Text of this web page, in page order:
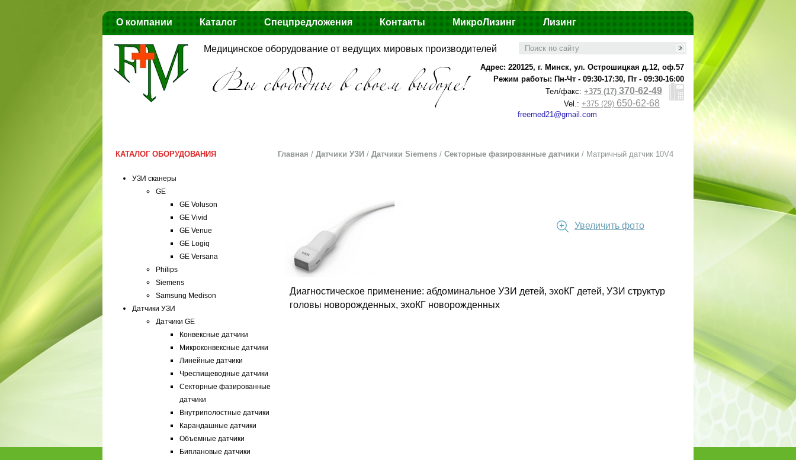
О компании Каталог Спецпредложения Контакты МикроЛизинг Лизинг
Медицинское оборудование от ведущих мировых производителей
Адрес: 220125, г. Минск, ул. Острошицкая д.12, оф.57
Режим работы: Пн-Чт - 09:30-17:30, Пт - 09:30-16:00
Тел/факс: +375 (17) 370-62-49
Vel.: +375 (29) 650-62-68
freemed21@gmail.com
КАТАЛОГ ОБОРУДОВАНИЯ
УЗИ сканеры
GE
GE Voluson
GE Vivid
GE Venue
GE Logiq
GE Versana
Philips
Siemens
Samsung Medison
Датчики УЗИ
Датчики GE
Конвексные датчики
Микроконвексные датчики
Линейные датчики
Чреспищеводные датчики
Секторные фазированные
датчики
Внутриполостные датчики
Карандашные датчики
Объемные датчики
Биплановые датчики
Главная / Датчики УЗИ / Датчики Siemens / Секторные фазированные датчики / Матричный датчик 10V4
Увеличить фото
Диагностическое применение: абдоминальное УЗИ детей, эхоКГ детей, УЗИ структур
головы новорожденных, эхоКГ новорожденных